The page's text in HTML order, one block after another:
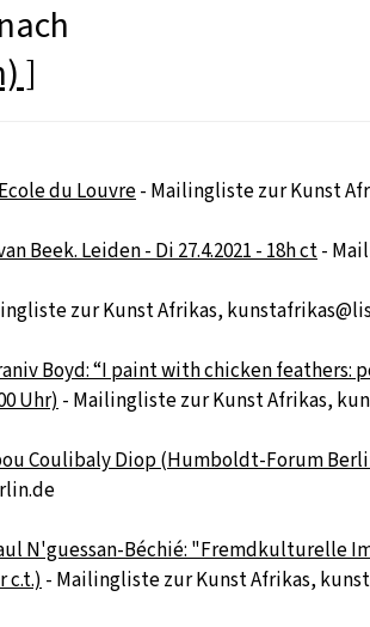
]
du Louvre- Mailingliste zur Kunst
Beek. Leiden - Di 27.4.2021 - 18h ct-
zur Kunst Afrikas,
Boyd: “I paint with chicken
Uhr) - Mailingliste zur Kunst Afrikas,
Coulibaly Diop (Humboldt-Forum
N'guessan-Béchié: "Fremdkulturelle
c.t.) - Mailingliste zur Kunst Afrikas,